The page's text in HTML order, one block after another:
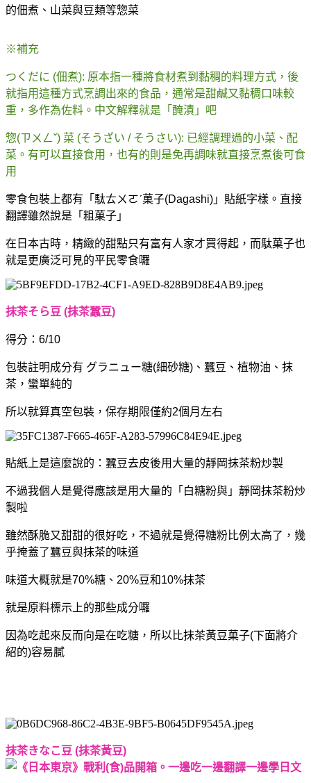
的佃煮、山菜與豆類等惣菜
※補充
つくだに (佃煮): 原本指一種將食材煮到黏稠的料理方式，後
就指用這種方式烹調出來的食品，通常是甜鹹又黏稠口味較
重，多作為佐料。中文解釋就是「醃漬」吧
惣(ㄗㄨㄥˇ) 菜 (そうざい / そうさい): 已經調理過的小菜、配
菜。有可以直接食用，也有的則是免再調味就直接烹煮後可食
用
零食包裝上都有「駄ㄊㄨㄛˊ菓子(Dagashi)」貼紙字樣。直接
翻譯雖然說是「粗菓子」
在日本古時，精緻的甜點只有富有人家才買得起，而駄菓子也
就是更廣泛可見的平民零食囉
抹茶そら豆 (抹茶蠶豆)
得分：6/10
包裝註明成分有 グラニュー糖(細砂糖)、蠶豆、植物油、抹
茶，蠻單純的
所以就算真空包裝，保存期限僅約2個月左右
貼紙上是這麼說的：蠶豆去皮後用大量的靜岡抹茶粉炒製
不過我個人是覺得應該是用大量的「白糖粉與」靜岡抹茶粉炒
製啦
雖然酥脆又甜甜的很好吃，不過就是覺得糖粉比例太高了，幾
乎掩蓋了蠶豆與抹茶的味道
味道大概就是70%糖、20%豆和10%抹茶
就是原料標示上的那些成分囉
因為吃起來反而向是在吃糖，所以 比抹茶黃豆菓子(下面將介
紹的)容易膩
抹茶きなこ豆 (抹茶黃豆)